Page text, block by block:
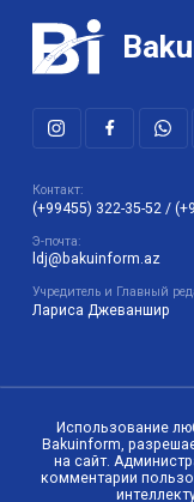
Контакт:
(+99455) 322-35-52 /
Э-почта:
ldj@bakuinform.az
Учредитель и Главный
Лариса Джеваншир
Использование
Bakuinform,
на сайт.
комментарии